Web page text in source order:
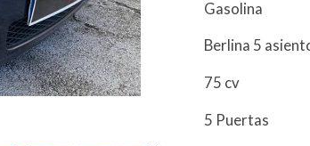
Gasolina
Berlina 5
75 cv
5 Puertas